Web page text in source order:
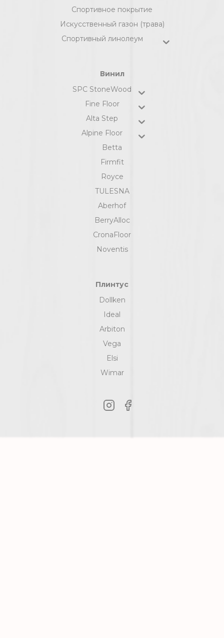
Спортивное покрытие
Искусственный газон (трава)
Спортивный линолеум
Винил
SPC StoneWood
Fine Floor
Alta Step
Alpine Floor
Betta
Firmfit
Royce
TULESNA
Aberhof
BerryAlloc
CronaFloor
Noventis
Плинтус
Dollken
Ideal
Arbiton
Vega
Elsi
Wimar